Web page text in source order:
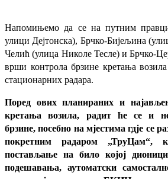
Напомињемо да се на путним
улици Дејтонска), Брчко-Бијељина
Челић (улица Николе Тесле) и Брчко-
врши контрола брзине кретања
стационарних радара.
Поред ових планираних и
кретања возила, радит ће се и
брзине, посебно на мјестима гдје се
покретним радаром „ТруЦам“,
постављање на било којој
подешавања, аутоматски